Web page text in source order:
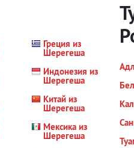
Греция из
Шерегеша
Индонезия из
Шерегеша
Китай из
Шерегеша
Мексика из
Шерегеша